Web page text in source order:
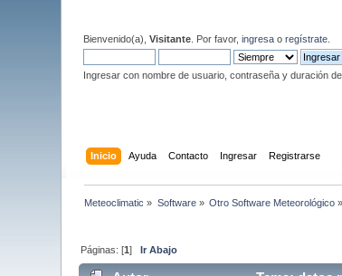
Bienvenido(a),Visitante . Por favor,ingresa oregístrate
Ingresar con nombre de usuario, contraseña y duración
Inicio Ayuda Contacto Ingresar Registrarse
Meteoclimatic » Software» Otro Software Meteorológico »
Páginas: [1]Ir Abajo